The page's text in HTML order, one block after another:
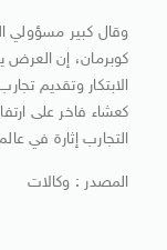
الابتكار وتقديم
التجارب إثارة في
المصدر : وكالات